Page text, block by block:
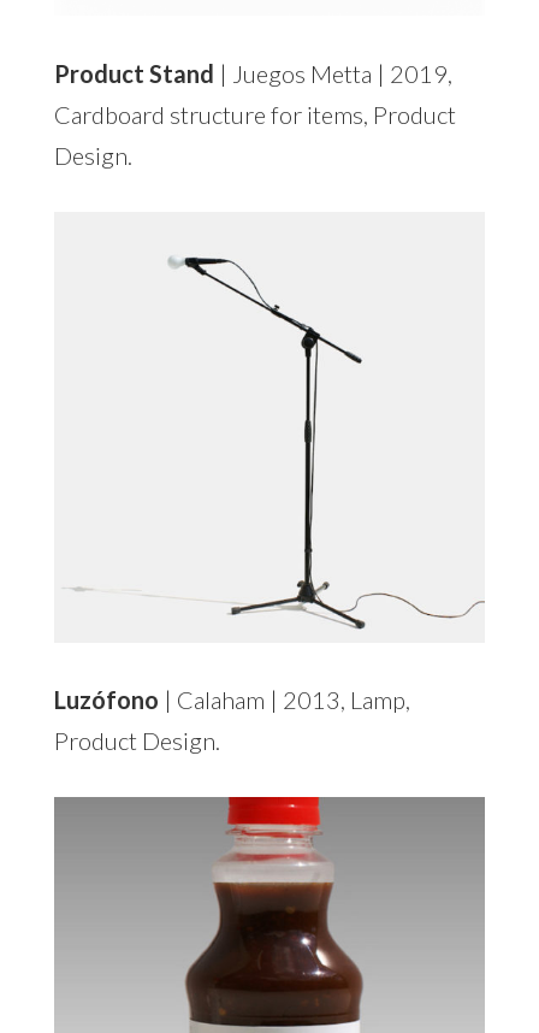
Product Stand | Juegos Metta | 2019,
Cardboard structure for items, Product
Design.
Luzófono | Calaham | 2013, Lamp,
Product Design.